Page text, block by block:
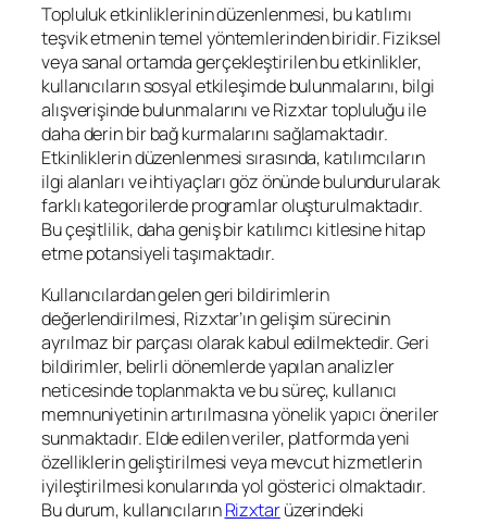
Topluluk etkinliklerinin düzenlenmesi, bu katılımı
teşvik etmenin temel yöntemlerinden biridir. Fiziksel
veya sanal ortamda gerçekleştirilen bu etkinlikler,
kullanıcıların sosyal etkileşimde bulunmalarını, bilgi
alışverişinde bulunmalarını ve Rizxtar topluluğu ile
daha derin bir bağ kurmalarını sağlamaktadır.
Etkinliklerin düzenlenmesi sırasında, katılımcıların
ilgi alanları ve ihtiyaçları göz önünde bulundurularak
farklı kategorilerde programlar oluşturulmaktadır.
Bu çeşitlilik, daha geniş bir katılımcı kitlesine hitap
etme potansiyeli taşımaktadır.
Kullanıcılardan gelen geri bildirimlerin
değerlendirilmesi, Rizxtar’ın gelişim sürecinin
ayrılmaz bir parçası olarak kabul edilmektedir. Geri
bildirimler, belirli dönemlerde yapılan analizler
neticesinde toplanmakta ve bu süreç, kullanıcı
memnuniyetinin artırılmasına yönelik yapıcı öneriler
sunmaktadır. Elde edilen veriler, platformda yeni
özelliklerin geliştirilmesi veya mevcut hizmetlerin
iyileştirilmesi konularında yol gösterici olmaktadır.
Bu durum, kullanıcılarınRizxtarüzerindeki